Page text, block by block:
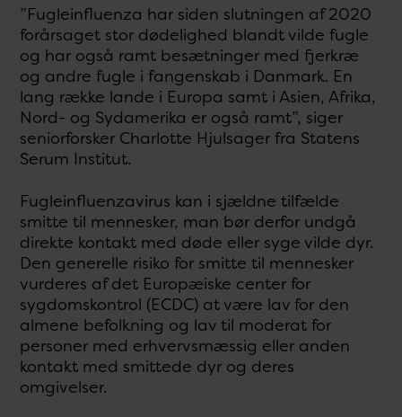
”Fugleinfluenza har siden slutningen af 2020
forårsaget stor dødelighed blandt vilde fugle
og har også ramt besætninger med fjerkræ
og andre fugle i fangenskab i Danmark. En
lang række lande i Europa samt i Asien, Afrika,
Nord- og Sydamerika er også ramt”, siger
seniorforsker Charlotte Hjulsager fra Statens
Serum Institut.
Fugleinfluenzavirus kan i sjældne tilfælde
smitte til mennesker, man bør derfor undgå
direkte kontakt med døde eller syge vilde dyr.
Den generelle risiko for smitte til mennesker
vurderes af det Europæiske center for
sygdomskontrol (ECDC) at være lav for den
almene befolkning og lav til moderat for
personer med erhvervsmæssig eller anden
kontakt med smittede dyr og deres
omgivelser.